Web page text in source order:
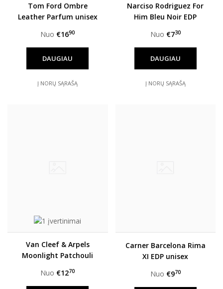
Tom Ford Ombre
Leather Parfum unisex
Nuo €1690
DAUGIAU
Į NORŲ SĄRAŠĄ
Narciso Rodriguez For
Him Bleu Noir EDP
Nuo €730
DAUGIAU
Į NORŲ SĄRAŠĄ
Van Cleef & Arpels
Moonlight Patchouli
Nuo €1270
Carner Barcelona Rima
XI EDP unisex
Nuo €970